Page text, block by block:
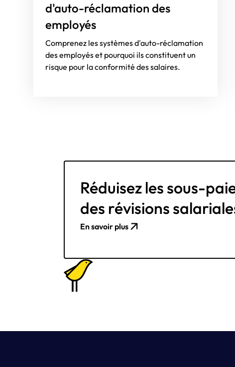
d'auto-réclamation des
employés
Comprenez les systèmes d'auto-réclamation
des employés et pourquoi ils constituent un
risque pour la conformité des salaires.
Réduisez les sous-
des révisions
En savoir plus